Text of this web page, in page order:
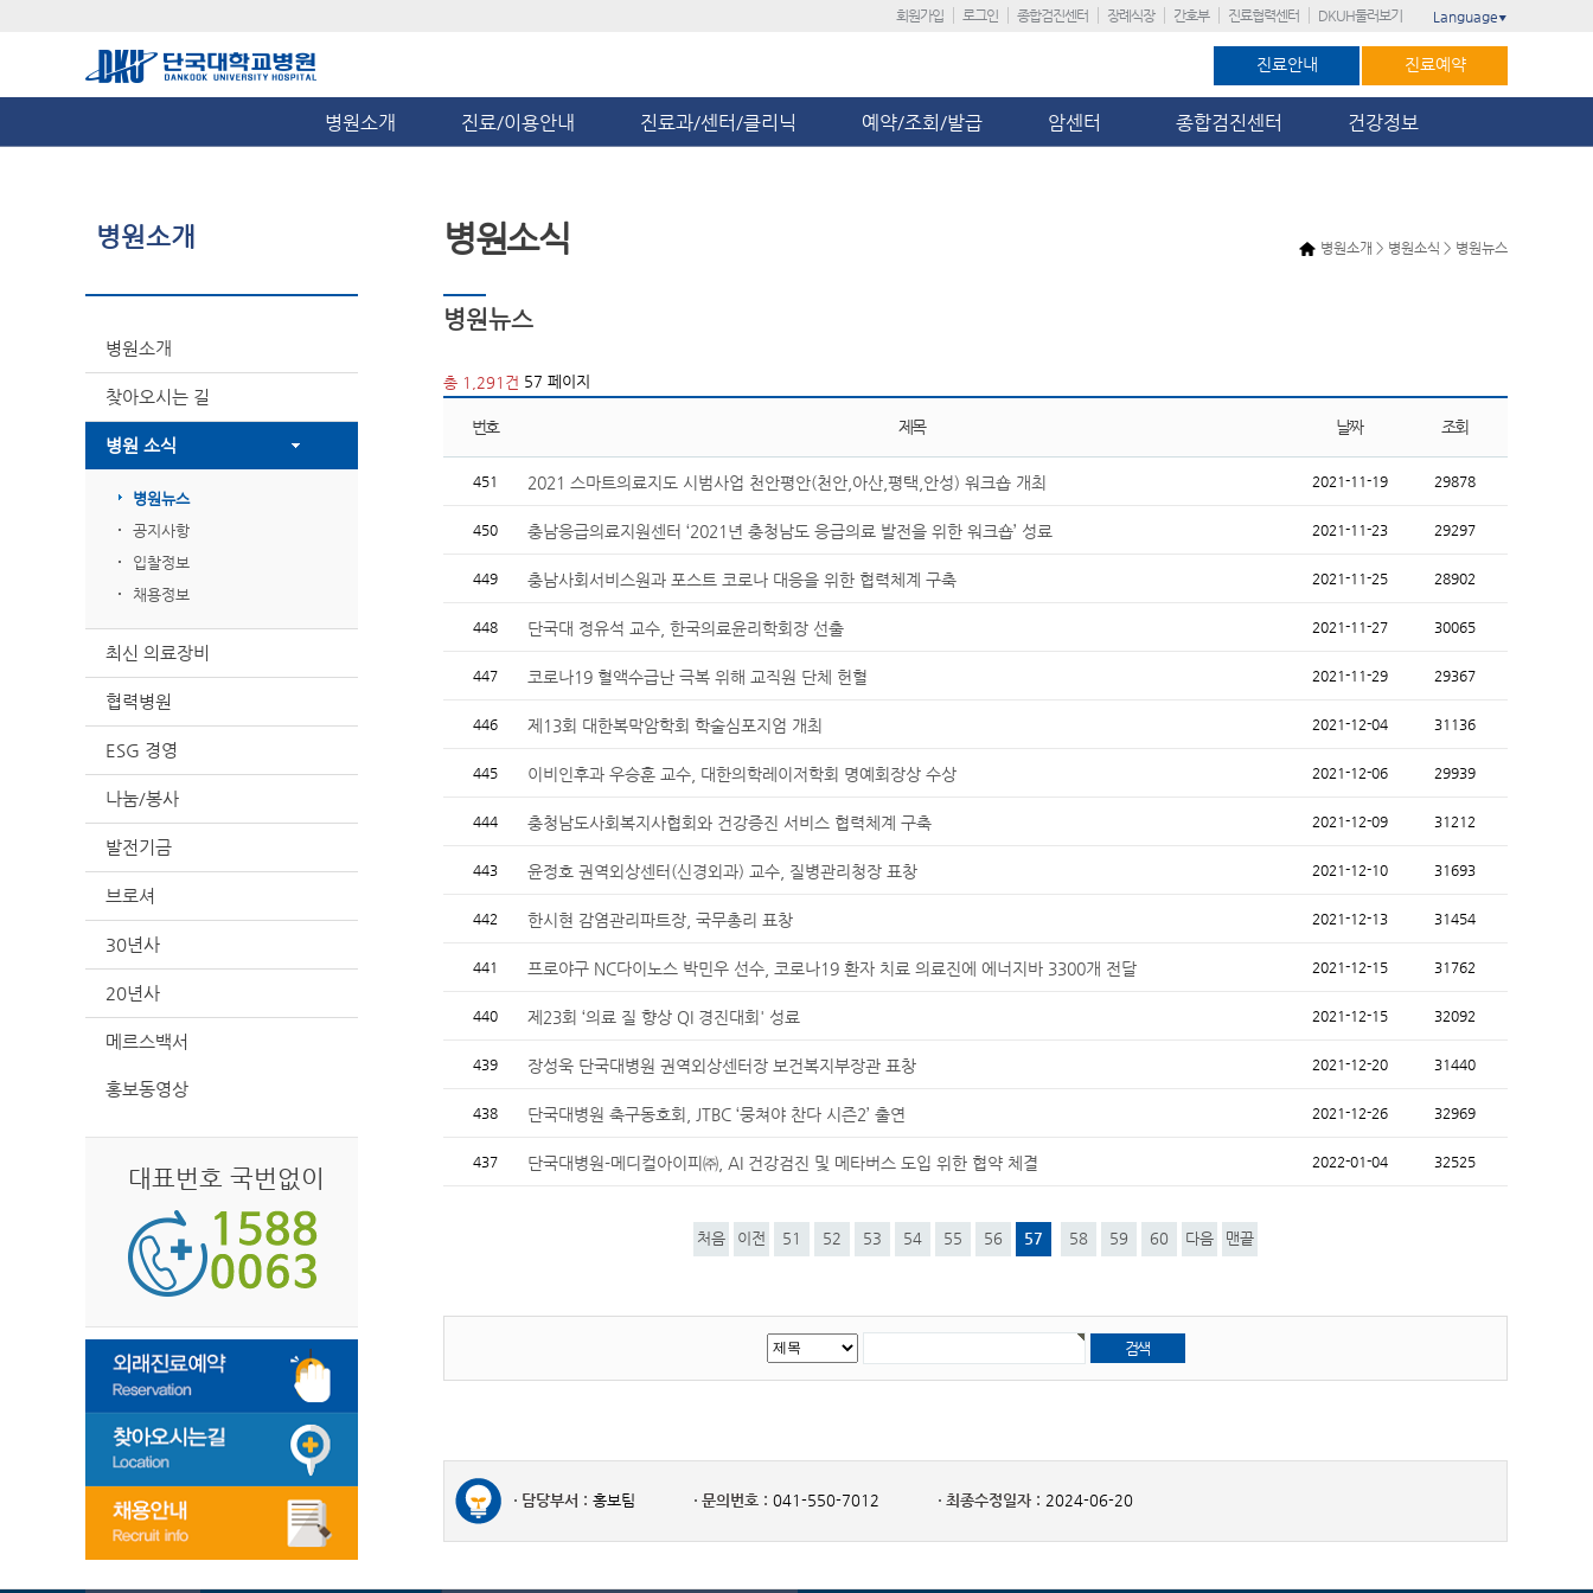
회원가입 로그인 종합검진센터 장례식장 간호부 진료협력센터 DKUH둘러보기 Language ▼
진료안내 진료예약
병원소개 진료/이용안내 진료과/센터/클리닉 예약/조회/발급 암센터 종합검진센터 건강정보
병원소개
병원소개
찾아오시는 길
병원 소식
병원뉴스
공지사항
입찰정보
채용정보
최신 의료장비
협력병원
ESG 경영
나눔/봉사
발전기금
브로셔
30년사
20년사
메르스백서
홍보동영상
대표번호 국번없이
병원소개 > 병원소식 > 병원뉴스
병원소식
병원뉴스
총 1,291건 57 페이지
번호 제목 날짜 조회
451 2021 스마트의료지도 시범사업 천안평안(천안,아산,평택,안성) 워크숍 개최 2021-11-19 29878
450 충남응급의료지원센터 ‘2021년 충청남도 응급의료 발전을 위한 워크숍’ 성료 2021-11-23 29297
449 충남사회서비스원과 포스트 코로나 대응을 위한 협력체계 구축 2021-11-25 28902
448 단국대 정유석 교수, 한국의료윤리학회장 선출 2021-11-27 30065
447 코로나19 혈액수급난 극복 위해 교직원 단체 헌혈 2021-11-29 29367
446 제13회 대한복막암학회 학술심포지엄 개최 2021-12-04 31136
445 이비인후과 우승훈 교수, 대한의학레이저학회 명예회장상 수상 2021-12-06 29939
444 충청남도사회복지사협회와 건강증진 서비스 협력체계 구축 2021-12-09 31212
443 윤정호 권역외상센터(신경외과) 교수, 질병관리청장 표창 2021-12-10 31693
442 한시현 감염관리파트장, 국무총리 표창 2021-12-13 31454
441 프로야구 NC다이노스 박민우 선수, 코로나19 환자 치료 의료진에 에너지바 3300개 전달 2021-12-15 31762
440 제23회 ‘의료 질 향상 QI 경진대회' 성료 2021-12-15 32092
439 장성욱 단국대병원 권역외상센터장 보건복지부장관 표창 2021-12-20 31440
438 단국대병원 축구동호회, JTBC ‘뭉쳐야 찬다 시즌2’ 출연 2021-12-26 32969
437 단국대병원-메디컬아이피㈜, AI 건강검진 및 메타버스 도입 위한 협약 체결 2022-01-04 32525
처음 이전 51 52 53 54 55 56 57 58 59 60 다음 맨끝
담당부서 : 홍보팀 문의번호 : 041-550-7012 최종수정일자 : 2024-06-20